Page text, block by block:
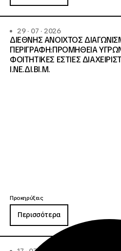
29 · 07 · 2026
ΔΙΕΘΝΗΣ ΑΝΟΙΧΤΟΣ
ΠΕΡΙΓΡΑΦΗ:ΠΡΟΜΗΘΕΙΑ
ΦΟΙΤΗΤΙΚΕΣ ΕΣΤΙΕΣ
Ι.ΝΕ.ΔΙ.ΒΙ.Μ.
Προκηρύξεις
Περισσότερα